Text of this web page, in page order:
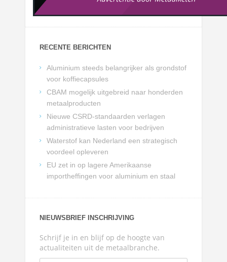
RECENTE BERICHTEN
Aluminium steeds belangrijker als grondstof
voor koffiecapsules
CBAM mogelijk uitgebreid naar honderden
metaalproducten
Nieuwe CSRD-standaarden verlagen
administratieve lasten voor bedrijven
Waterstof kan Nederland een strategisch
voordeel opleveren
EU zet in op lagere Amerikaanse
importheffingen voor aluminium en staal
NIEUWSBRIEF INSCHRIJVING
Schrijf je in en blijf op de hoogte van
actualiteiten uit de metaalbranche.